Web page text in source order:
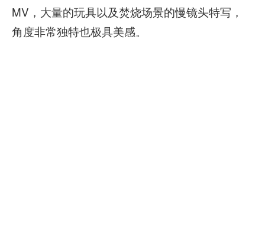
MV，大量的玩具以及焚烧场景的慢镜头特写，
角度非常独特也极具美感。